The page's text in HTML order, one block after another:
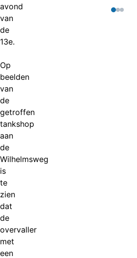
avond
van
de
13e.
Op
beelden
van
de
getroffen
tankshop
aan
de
Wilhelmsweg
is
te
zien
dat
de
overvaller
met
een